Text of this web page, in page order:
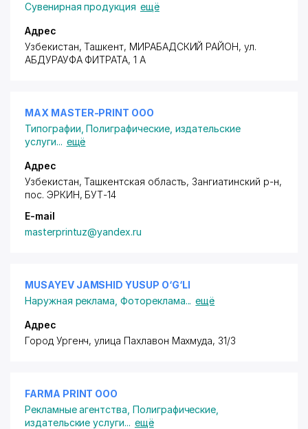
Сувенирная продукция ещё
Адрес
Узбекистан, Ташкент, МИРАБАДСКИЙ РАЙОН, ул.
АБДУРАУФА ФИТРАТА, 1 А
MAX MASTER-PRINT ООО
Типографии ,Полиграфические, издательские
услуги... ещё
Адрес
Узбекистан, Ташкентская область, Зангиатинский р-н,
пос. ЭРКИН, БУТ-14
E-mail
masterprintuz@yandex.ru
MUSAYEV JAMSHID YUSUP O‘G‘LI
Наружная реклама ,Фотореклама... ещё
Адрес
Город Ургенч, улица Пахлавон Махмуда, 31/3
FARMA PRINT ООО
Рекламные агентства Полиграфические,
издательские услуги... ещё